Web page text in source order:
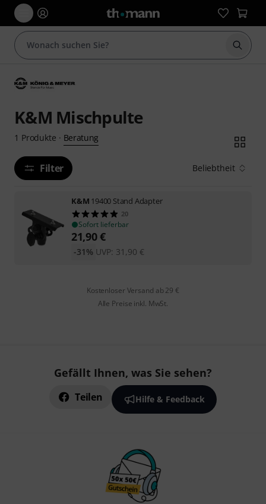
Suche
K&M Mischpulte
1 Produkte · Beratung
Filter Beliebtheit
K&M 19400 Stand Adapter
20
Sofort lieferbar
21,90€
UVP: 31,90 €
-31%
Kostenloser Versand ab 29 €
Alle Preise inkl. MwSt.
Gefällt Ihnen, was Sie sehen?
Teilen Hilfe & Feedback